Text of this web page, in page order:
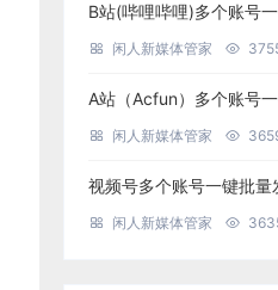
B站(哔哩哔哩)多个账号
闲人新媒体管家
A站（Acfun）多个账号
闲人新媒体管家
视频号多个账号一键批量
闲人新媒体管家